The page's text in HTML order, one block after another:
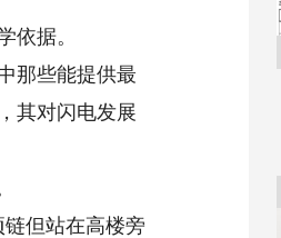
据。
那些能提供最
其对闪电发展
但站在高楼旁